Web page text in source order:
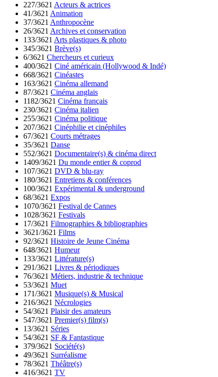
227/3621 Acteurs & actrices
41/3621 Animation
37/3621 Anthropocène
26/3621 Archives et conservation
133/3621 Arts plastiques & photo
345/3621 Brève(s)
6/3621 Chercheurs et curieux
400/3621 Ciné américain (Hollywood & Indé)
668/3621 Cinéastes
163/3621 Cinéma allemand
87/3621 Cinéma anglais
1182/3621 Cinéma français
230/3621 Cinéma italien
255/3621 Cinéma politique
207/3621 Cinéphilie et cinéphiles
67/3621 Courts métrages
35/3621 Danse
552/3621 Documentaire(s) & cinéma direct
1409/3621 Du monde entier & coprod
107/3621 DVD & blu-ray
180/3621 Entretiens & conférences
100/3621 Expérimental & underground
68/3621 Expos
1070/3621 Festival de Cannes
1028/3621 Festivals
17/3621 Filmographies & bibliographies
3621/3621 Films
92/3621 Histoire de Jeune Cinéma
648/3621 Humeur
133/3621 Littérature(s)
291/3621 Livres & périodiques
76/3621 Métiers, industrie & technique
53/3621 Muet
171/3621 Musique(s) & Musical
216/3621 Nécrologies
54/3621 Plaisir des amateurs
547/3621 Premier(s) film(s)
13/3621 Séries
54/3621 SF & Fantastique
379/3621 Société(s)
49/3621 Surréalisme
78/3621 Théâtre(s)
416/3621 TV